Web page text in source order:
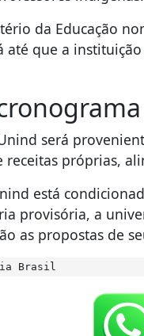
da Educação
até que a
será
receitas próprias,
está
provisória, a
as propostas de
Brasil